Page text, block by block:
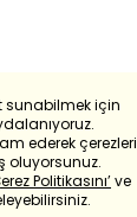
sunabilmek için
ederek çerezleri
oluyorsunuz.
Politikasını’ve
Translate